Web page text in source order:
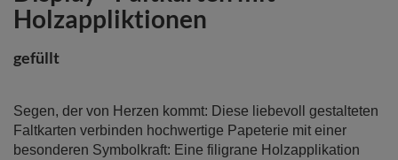
Holzappliktionen
gefüllt
Segen, der von Herzen kommt: Diese liebevoll gestalteten
Faltkarten verbinden hochwertige Papeterie mit einer
besonderen Symbolkraft: Eine filigrane Holzapplikation
Anfang
der
springen